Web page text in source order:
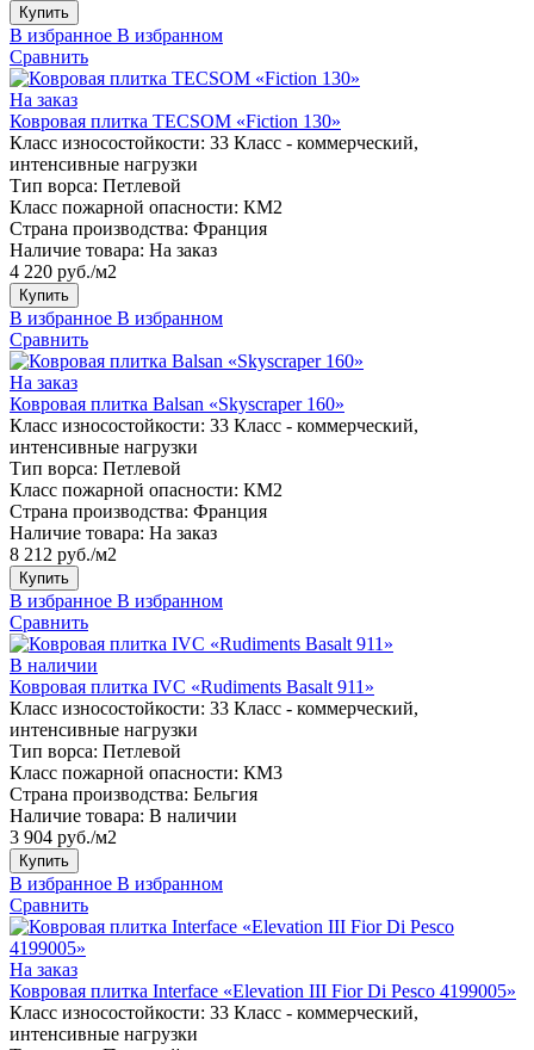
Купить
В избранное В избранном
Сравнить
На заказ
Ковровая плитка TECSOM «Fiction 130»
Класс износостойкости: 33 Класс - коммерческий,
интенсивные нагрузки
Тип ворса: Петлевой
Класс пожарной опасности: КМ2
Страна производства: Франция
Наличие товара: На заказ
4 220 руб./м2
Купить
В избранное В избранном
Сравнить
На заказ
Ковровая плитка Balsan «Skyscraper 160»
Класс износостойкости: 33 Класс - коммерческий,
интенсивные нагрузки
Тип ворса: Петлевой
Класс пожарной опасности: КМ2
Страна производства: Франция
Наличие товара: На заказ
8 212 руб./м2
Купить
В избранное В избранном
Сравнить
В наличии
Ковровая плитка IVC «Rudiments Basalt 911»
Класс износостойкости: 33 Класс - коммерческий,
интенсивные нагрузки
Тип ворса: Петлевой
Класс пожарной опасности: КМ3
Страна производства: Бельгия
Наличие товара: В наличии
3 904 руб./м2
Купить
В избранное В избранном
Сравнить
На заказ
Ковровая плитка Interface «Elevation III Fior Di Pesco 4199005»
Класс износостойкости: 33 Класс - коммерческий,
интенсивные нагрузки